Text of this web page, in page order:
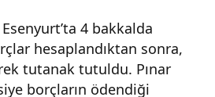
4 bakkalda
hesaplandıktan sonra,
tutanak tutuldu. Pınar
borçların ödendiği